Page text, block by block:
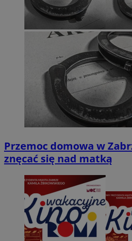
Przemoc domowa w
znęcać się nad matką